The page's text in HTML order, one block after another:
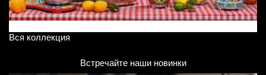
Вся коллекция
Встречайте наши новинки